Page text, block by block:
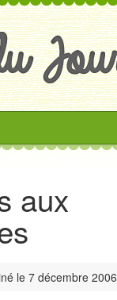
aux
le7 décembre 2006